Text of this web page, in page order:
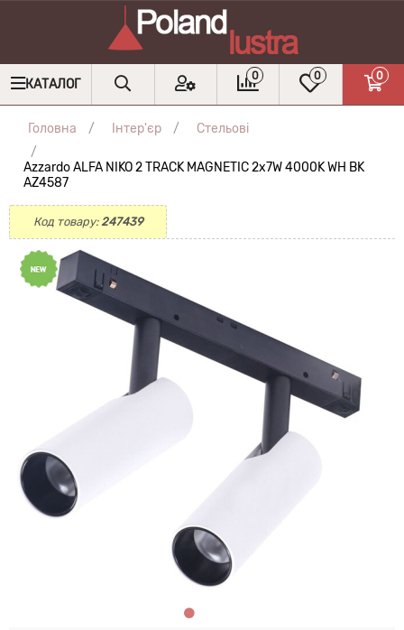
КАТАЛОГ
0 0 0
Головна Інтер'єр Стельові
Azzardo ALFA NIKO 2 TRACK MAGNETIC 2x7W 4000K WH BK
AZ4587
Код товару:247439